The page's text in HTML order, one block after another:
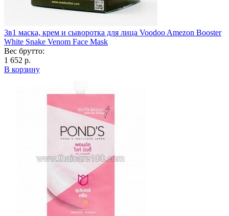
3в1 маска, крем и сыворотка для лица Voodoo Amezon Booster
White Snake Venom Face Mask
Вес брутто:
1 652 р.
В корзину